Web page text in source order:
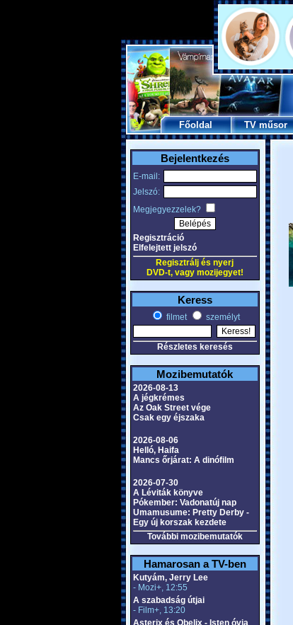
Főoldal TV műsor
Bejelentkezés
E-mail:
Jelszó:
Megjegyezzelek?
Regisztráció
Elfelejtett jelszó
Regisztrálj és nyerj
DVD-t, vagy mozijegyet!
Keress
filmet személyt
Részletes keresés
Mozibemutatók
2026-08-13
A jégkrémes
Az Oak Street vége
Csak egy éjszaka
2026-08-06
Helló, Haifa
Mancs őrjárat: A dinófilm
2026-07-30
A Léviták könyve
Pókember: Vadonatúj nap
Umamusume: Pretty Derby -
Egy új korszak kezdete
További mozibemutatók
Hamarosan a TV-ben
Kutyám, Jerry Lee
- Mozi+, 12:55
A szabadság útjai
- Film+, 13:20
Asterix és Obelix - Isten óvja